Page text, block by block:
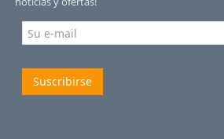
Suscribirse